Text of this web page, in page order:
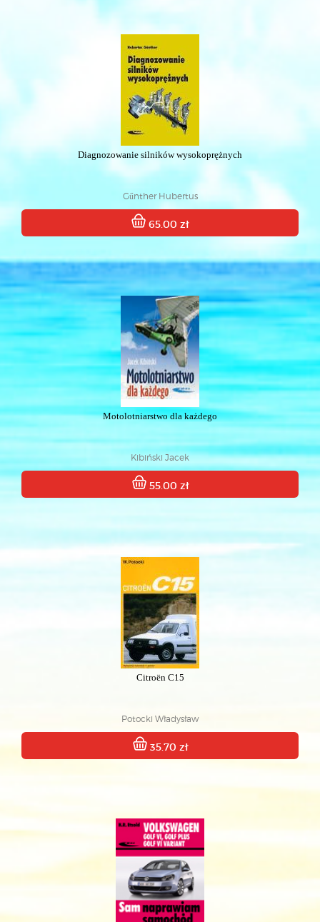
Diagnozowanie silników wysokoprężnych
Gűnther Hubertus
65.00 zł
Motolotniarstwo dla każdego
Kibiński Jacek
55.00 zł
Citroën C15
Potocki Władysław
35.70 zł